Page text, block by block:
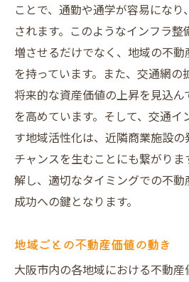
新興エリアの潜在能力
商業地と住宅地のバラ
アクセスの良さが決め
住みやすさを重視する
大阪市での不動産売却を最
ローチ
プロモーション活動の
ターゲット層に合わせ
ン
物件の価値を引き出す演
売却までのスケジュー
ことで、通勤や通学が容易にな
されます。このようなインフラ
増させるだけでなく、地域の不
を持っています。また、交通網
将来的な資産価値の上昇を見込
を高めています。そして、交通
す地域活性化は、近隣商業施設
チャンスを生むことにも繋がり
解し、適切なタイミングでの不動
成功への鍵となります。
地域ごとの不動産価値の動き
大阪市内の各地域における不動